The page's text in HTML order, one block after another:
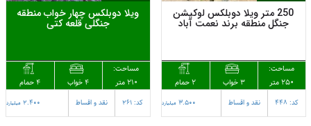
250 متر ویلا دوبلکس لوکیشن
جنگل منطقه برند نعمت آباد
مساحت:
250 متر
3 خواب 2 حمام
3.500 میلیارد کد: 448 نقد و اقساط
ویلا دوبلکس چهار خواب منطقه
جنگلی قلعه کتی
مساحت:
210 متر
4 خواب 4 حمام
2.400 میلیارد کد: 261 نقد و اقساط